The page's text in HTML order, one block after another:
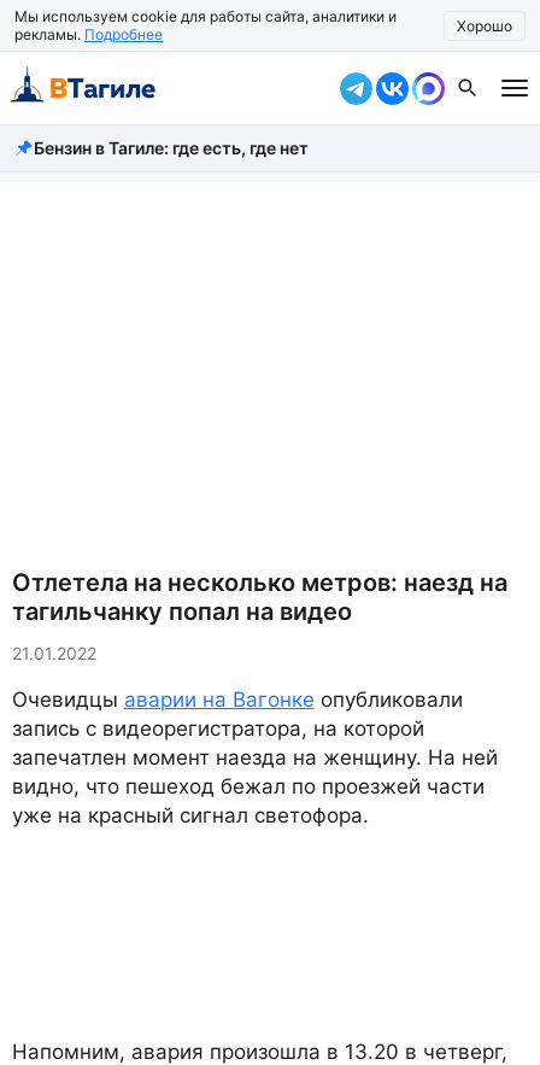
Мы используем cookie для работы сайта, аналитики и
рекламы. Подробнее Хорошо
Все новости
Бензин в Тагиле: где есть, где нет
Отлетела на несколько метров: наезд на
тагильчанку попал на видео
21.01.2022
Очевидцы аварии на Вагонке опубликовали
запись с видеорегистратора, на которой
запечатлен момент наезда на женщину. На ней
видно, что пешеход бежал по проезжей части
уже на красный сигнал светофора.
Напомним, авария произошла в 13.20 в четверг,